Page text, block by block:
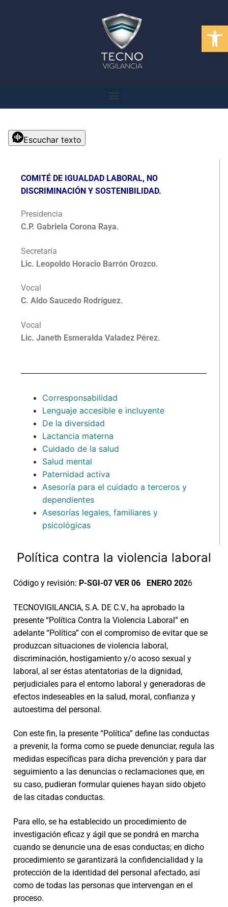
Abrir
Escuchar texto
COMITÉ DE IGUALDAD LABORAL, NO
DISCRIMINACIÓN Y SOSTENIBILIDAD.
Presidencia
C.P. Gabriela Corona Raya.
Secretaría
Lic. Leopoldo Horacio Barrón Orozco.
Vocal
C. Aldo Saucedo Rodríguez.
Vocal
Lic. Janeth Esmeralda Valadez Pérez.
Corresponsabilidad
Lenguaje accesible e incluyente
De la diversidad
Lactancia materna
Cuidado de la salud
Salud mental
Paternidad activa
Asesoría para el cuidado a terceros y
dependientes
Asesorías legales, familiares y
psicológicas
Política contra la violencia laboral
Código y revisión: P-SGI-07 VER 06 ENERO 2026
TECNOVIGILANCIA, S.A. DE C.V., ha aprobado la
presente “Política Contra la Violencia Laboral” en
adelante “Política” con el compromiso de evitar que se
produzcan situaciones de violencia laboral,
discriminación, hostigamiento y/o acoso sexual y
laboral, al ser éstas atentatorias de la dignidad,
perjudiciales para el entorno laboral y generadoras de
efectos indeseables en la salud, moral, confianza y
autoestima del personal.
Con este fin, la presente “Política” define las conductas
a prevenir, la forma como se puede denunciar, regula las
medidas específicas para dicha prevención y para dar
seguimiento a las denuncias o reclamaciones que, en
su caso, pudieran formular quienes hayan sido objeto
de las citadas conductas.
Para ello, se ha establecido un procedimiento de
investigación eficaz y ágil que se pondrá en marcha
cuando se denuncie una de esas conductas; en dicho
procedimiento se garantizará la confidencialidad y la
protección de la identidad del personal afectado, así
como de todas las personas que intervengan en el
proceso.